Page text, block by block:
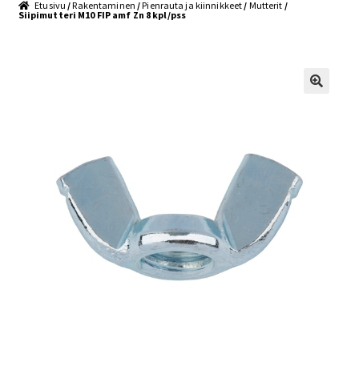
Etusivu /Rakentaminen /Pienrauta ja kiinnikkeet / Mutterit /
Siipimutteri M10 FIP amf Zn 8 kpl/pss